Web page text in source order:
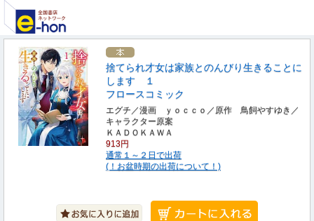
捨てられ才女は家族とのんびり生きることに
します １
フロースコミック
エグチ／漫画 ｙｏｃｃｏ／原作 鳥飼やすゆき／
キャラクター原案
ＫＡＤＯＫＡＷＡ
913円
通常１～２日で出荷
(！お盆時期の出荷について！)